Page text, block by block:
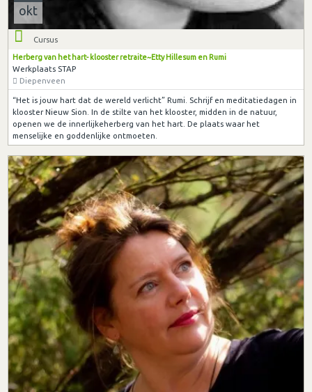
okt
Cursus
Herberg van het hart- klooster retraite~Etty Hillesum en Rumi
Werkplaats STAP
Diepenveen
“Het is jouw hart dat de wereld verlicht” Rumi. Schrijf en meditatiedagen in
klooster Nieuw Sion. In de stilte van het klooster, midden in de natuur,
openen we de innerlijkeherberg van het hart. De plaats waar het
menselijke en goddenlijke ontmoeten.